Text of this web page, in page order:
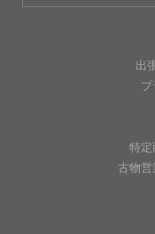
出
特
古物